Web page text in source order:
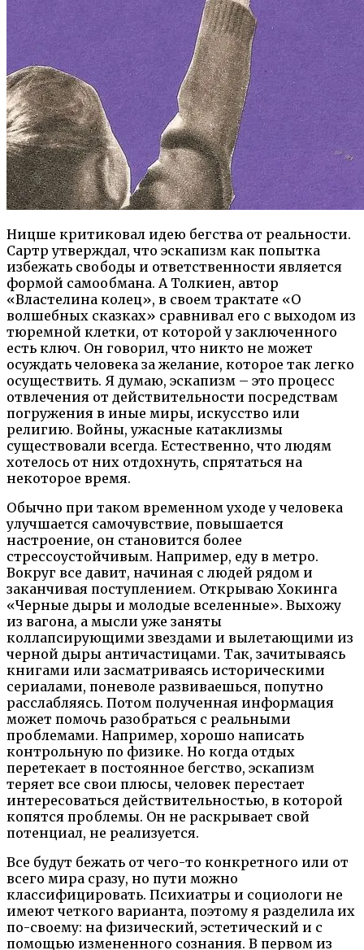
Ницше критиковал идею бегства от реальности.
Сартр утверждал, что эскапизм как попытка
избежать свободы и ответственности является
формой самообмана. А Толкиен, автор
«Властелина колец», в своем трактате «О
волшебных сказках» сравнивал его с выходом из
тюремной клетки, от которой у заключенного
есть ключ. Он говорил, что никто не может
осуждать человека за желание, которое так легко
осуществить. Я думаю, эскапизм – это процесс
отвлечения от действительности посредствам
погружения в иные миры, искусство или
религию. Войны, ужасные катаклизмы
существовали всегда. Естественно, что людям
хотелось от них отдохнуть, спрятаться на
некоторое время.
Обычно при таком временном уходе у человека
улучшается самочувствие, повышается
настроение, он становится более
стрессоустойчивым. Например, еду в метро.
Вокруг все давит, начиная с людей рядом и
заканчивая поступлением. Открываю Хокинга
«Черные дыры и молодые вселенные». Выхожу
из вагона, а мысли уже заняты
коллапсирующими звездами и вылетающими из
черной дыры античастицами. Так, зачитываясь
книгами или засматриваясь историческими
сериалами, поневоле развиваешься, попутно
расслабляясь. Потом полученная информация
может помочь разобраться с реальными
проблемами. Например, хорошо написать
контрольную по физике. Но когда отдых
перетекает в постоянное бегство, эскапизм
теряет все свои плюсы, человек перестает
интересоваться действительностью, в которой
копятся проблемы. Он не раскрывает свой
потенциал, не реализуется.
Все будут бежать от чего-то конкретного или от
всего мира сразу, но пути можно
классифицировать. Психиатры и социологи не
имеют четкого варианта, поэтому я разделила их
по-своему: на физический, эстетический и с
помощью измененного сознания. В первом из